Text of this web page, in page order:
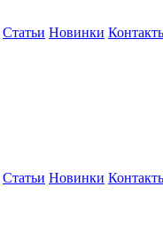
Статьи Новинки
Статьи Новинки